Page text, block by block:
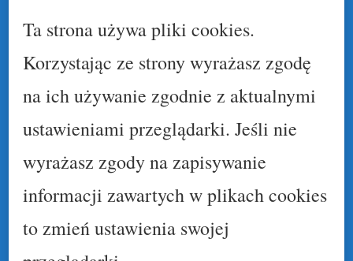
Ta strona używa pliki cookies.
Korzystając ze strony wyrażasz zgodę
na ich używanie zgodnie z aktualnymi
ustawieniami przeglądarki. Jeśli nie
wyrażasz zgody na zapisywanie
informacji zawartych w plikach cookies
to zmień ustawienia swojej